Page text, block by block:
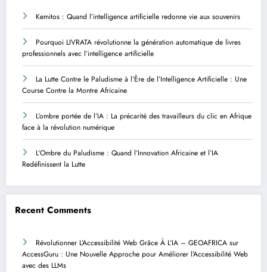
Kemitos : Quand l’intelligence artificielle redonne vie aux souvenirs
Pourquoi LIVRATA révolutionne la génération automatique de livres
professionnels avec l’intelligence artificielle
La Lutte Contre le Paludisme à l’Ère de l’Intelligence Artificielle : Une
Course Contre la Montre Africaine
L’ombre portée de l’IA : La précarité des travailleurs du clic en Afrique
face à la révolution numérique
L’Ombre du Paludisme : Quand l’Innovation Africaine et l’IA
Redéfinissent la Lutte
Recent Comments
Révolutionner L’Accessibilité Web Grâce À L’IA – GEOAFRICA sur
AccessGuru : Une Nouvelle Approche pour Améliorer l’Accessibilité Web
avec des LLMs